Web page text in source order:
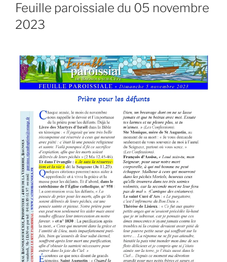
Feuille paroissiale du 05 novembre
2023